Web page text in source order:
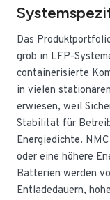
Das
grob in LFP-
containerisierte
in vielen
erwiesen, weil
Stabilität für
Energiedichte.
oder eine höhere
Batterien werden
Entladedauern,